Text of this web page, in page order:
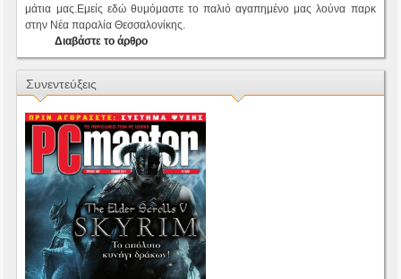
μάτια μας.Εμείς εδώ θυμόμαστε το παλιό αγαπημένο μας λούνα παρκ
στην Νέα παραλία Θεσσαλονίκης.
Διαβάστε το άρθρο
Συνεντεύξεις